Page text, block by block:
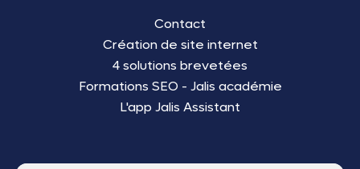
Contact
Création de site internet
4 solutions brevetées
Formations SEO - Jalis académie
L'app Jalis Assistant